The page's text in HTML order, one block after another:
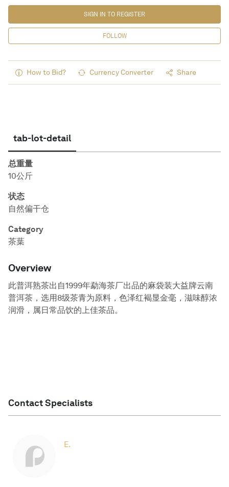
FOLLOW
SIGN IN TO REGISTER
How to Bid? Currency Converter Share
tab-lot-detail
总重量
10公斤
状态
自然偏干仓
Category
茶葉
Overview
此普洱熟茶出自1999年勐海茶厂出品的麻袋装大益牌云南
普洱茶，选用8级茶青为原料，色泽红褐显金毫，滋味醇浓
润滑，属日常品饮的上佳茶品。
Contact Specialists
E.